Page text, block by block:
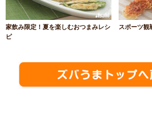
家飲み限定！夏を楽しむおつまみレシ
ピ
スポーツ観